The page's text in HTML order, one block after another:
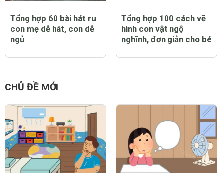
Tổng hợp 60 bài hát ru
con mẹ dễ hát, con dễ
ngủ
Tổng hợp 100 cách vẽ
hình con vật ngộ
nghĩnh, đơn giản cho bé
CHỦ ĐỀ MỚI